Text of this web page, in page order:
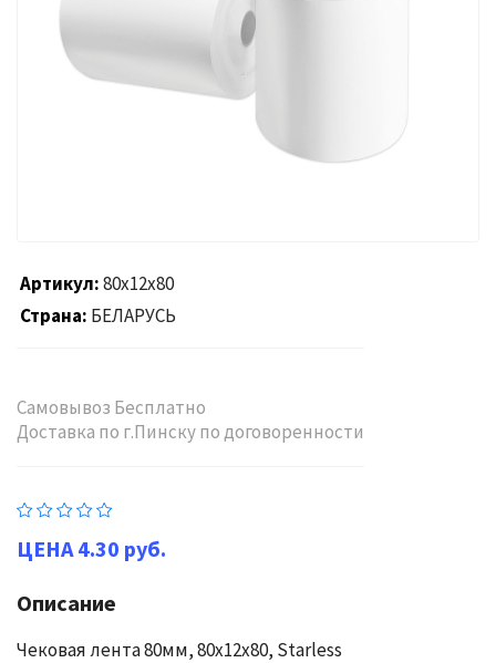
Артикул 80х12х80
Страна БЕЛАРУСЬ
Самовывоз Бесплатно
Доставка по г.Пинску по договоренности
4.30 руб.
Описание
Чековая лента 80мм, 80х12х80, Starless